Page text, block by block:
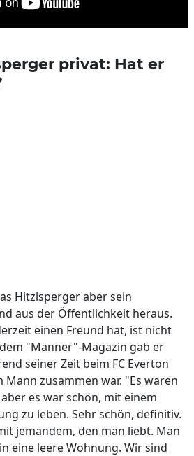
privat: Hat er
Hitzlsperger aber sein
aus der Öffentlichkeit heraus.
einen Freund hat, ist nicht
"Männer"-Magazin gab er
seiner Zeit beim FC Everton
Mann zusammen war. "Es waren
es war schön, mit einem
zu leben. Sehr schön, definitiv.
jemandem, den man liebt. Man
eine leere Wohnung. Wir sind